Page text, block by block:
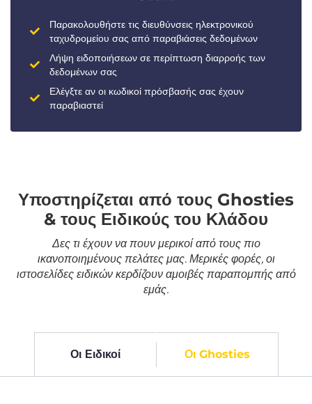
Παρακολουθήστε τις διευθύνσεις ηλεκτρονικού
ταχυδρομείου σας από παραβιάσεις δεδομένων
Λήψη ειδοποιήσεων σε περίπτωση διαρροής των
δεδομένων σας
Ελέγξτε αν οι κωδικοί πρόσβασής σας έχουν
παραβιαστεί
Υποστηρίζεται από τους Ghosties
& τους Ειδικούς του Κλάδου
Δες τι έχουν να πουν μερικοί από τους πιο
ικανοποιημένους πελάτες μας. Μερικές φορές, οι
ιστοσελίδες ειδικών κερδίζουν αμοιβές παραπομπής από
εμάς.
Οι Ειδικοί Οι Ghosties